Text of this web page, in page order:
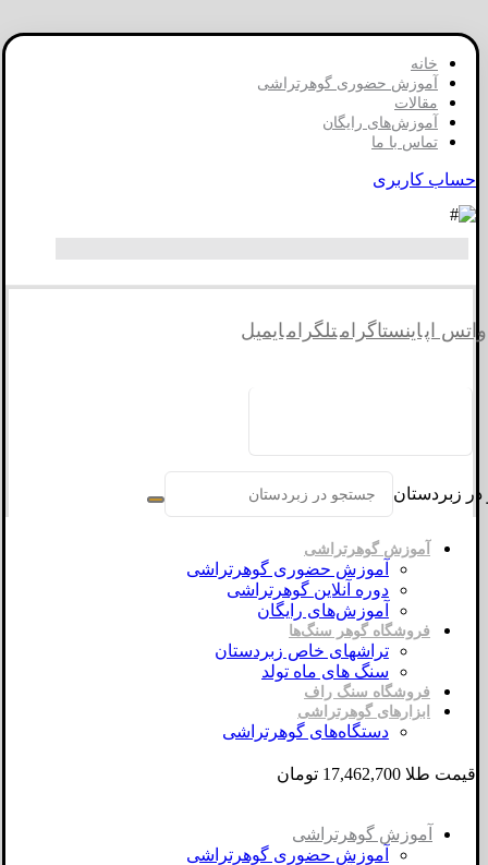
خانه
آموزش حضوری گوهرتراشی
مقالات
آموزش‌های رایگان
تماس با ما
حساب کاربری
واتس اپاینستاگرامتلگرامایمیل
زبردستان
آموزش گوهرتراشی
آموزش حضوری گوهرتراشی
دوره آنلاین گوهرتراشی
آموزش‌های رایگان
فروشگاه گوهر سنگ‌ها
تراشهای خاص زبردستان
سنگ های ماه تولد
فروشگاه سنگ راف
ابزارهای گوهرتراشی
دستگاه‌های گوهرتراشی
قیمت طلا 17,462,700 تومان
آموزش گوهرتراشی
آموزش حضوری گوهرتراشی